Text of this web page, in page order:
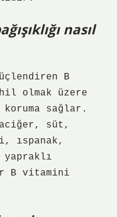
nasıl
B
olmak üzere
sağlar.
süt,
ıspanak,
B vitamini